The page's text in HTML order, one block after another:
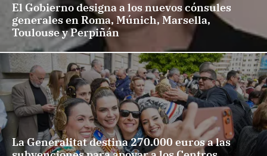
El Gobierno designa a los nuevos cónsules
generales en Roma, Múnich, Marsella,
Toulouse y Perpiñán
La Generalitat destina 270.000 euros a las